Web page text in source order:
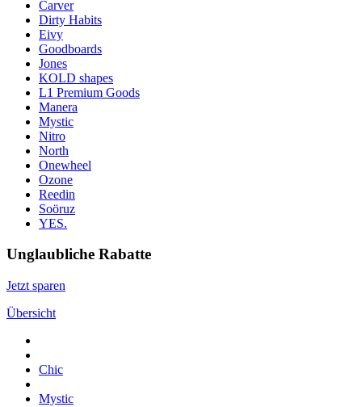
Carver
Dirty Habits
Eivy
Goodboards
Jones
KOLD shapes
L1 Premium Goods
Manera
Mystic
Nitro
North
Onewheel
Ozone
Reedin
Soöruz
YES.
Unglaubliche Rabatte
Jetzt sparen
Übersicht
Chic
Mystic